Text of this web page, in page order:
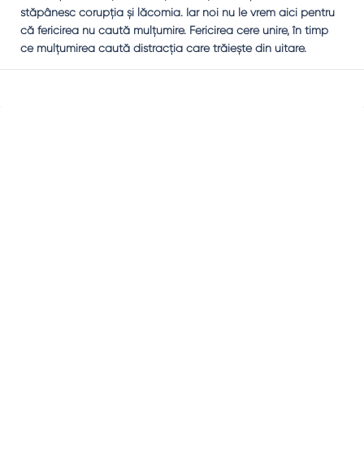
stăpânesc corupţia şi lăcomia. Iar noi nu le vrem aici pentru
că fericirea nu caută mulţumire. Fericirea cere unire, în timp
ce mulţumirea caută distracţia care trăieşte din uitare.